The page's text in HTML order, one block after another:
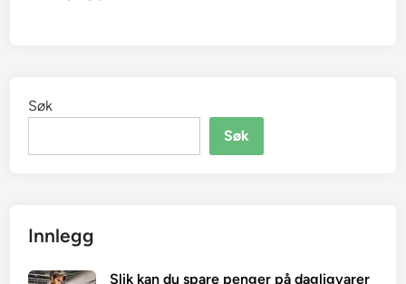
Søk
Søk
Innlegg
Slik kan du spare penger på dagligvarer